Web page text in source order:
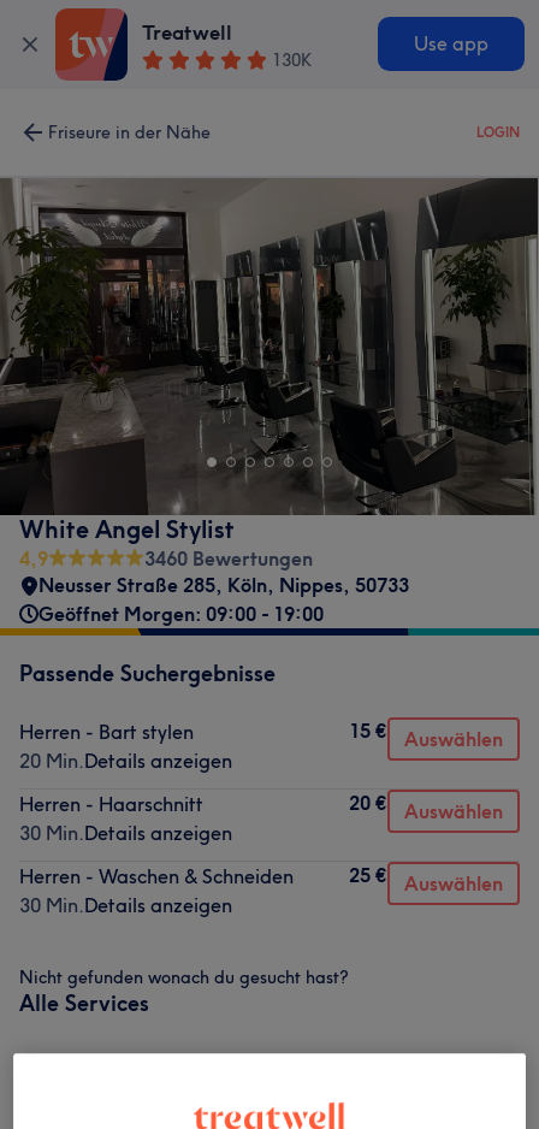
Treatwell
130K
Use app
Friseure in der Nähe LOGIN
White Angel Stylist
4,9
3460 Bewertungen
Neusser Straße 285, Köln, Nippes, 50733
Geöffnet Morgen: 09:00 - 19:00
Passende Suchergebnisse
Herren - Bart stylen
20 Min.Details anzeigen
15 € Auswählen
Herren - Haarschnitt
30 Min.Details anzeigen
20 € Auswählen
Herren - Waschen & Schneiden
30 Min.Details anzeigen
25 € Auswählen
Nicht gefunden wonach du gesucht hast?
Alle Services